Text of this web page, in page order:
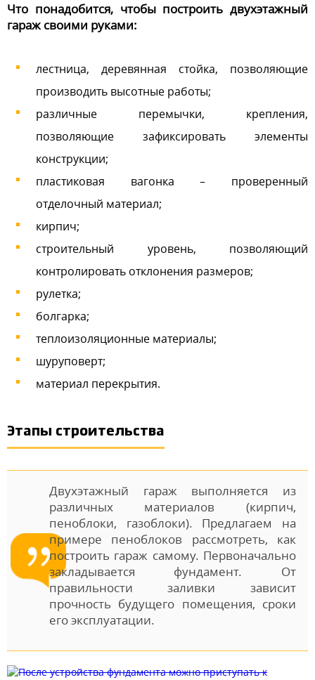
Что понадобится, чтобы построить двухэтажный
гараж своими руками:
лестница, деревянная стойка, позволяющие
производить высотные работы;
различные перемычки, крепления,
позволяющие зафиксировать элементы
конструкции;
пластиковая вагонка – проверенный
отделочный материал;
кирпич;
строительный уровень, позволяющий
контролировать отклонения размеров;
рулетка;
болгарка;
теплоизоляционные материалы;
шуруповерт;
материал перекрытия.
Этапы строительства
Двухэтажный гараж выполняется из
различных материалов (кирпич,
пеноблоки, газоблоки). Предлагаем на
примере пеноблоков рассмотреть, как
построить гараж самому. Первоначально
закладывается фундамент. От
правильности заливки зависит
прочность будущего помещения, сроки
его эксплуатации.